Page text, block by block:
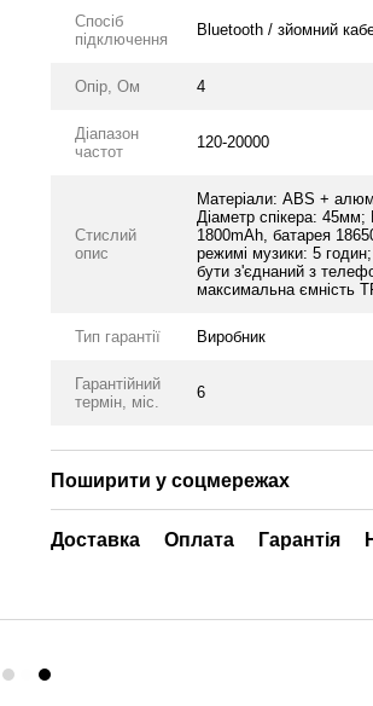
Спосіб
підключення
Bluetooth / зйомний
Опір, Ом 4
Діапазон
частот
120-20000
Стислий
опис
Матеріали: ABS +
Діаметр спікера: 45мм;
1800mAh, батарея
режимі музики: 5
бути з'єднаний з
максимальна ємність
Тип гарантії Виробник
Гарантійний
термін, міс.
6
Поширити у соцмережах
Доставка Оплата Гарантія